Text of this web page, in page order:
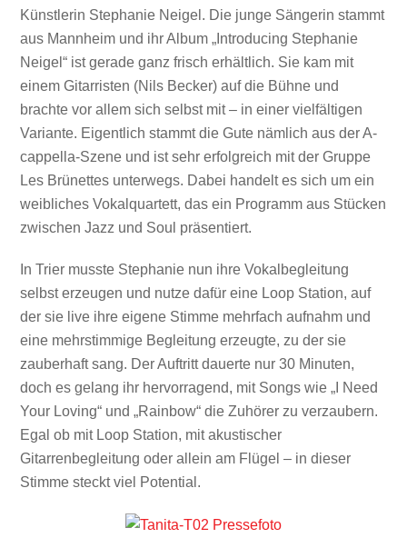
Künstlerin Stephanie Neigel. Die junge Sängerin stammt
aus Mannheim und ihr Album „Introducing Stephanie
Neigel“ ist gerade ganz frisch erhältlich. Sie kam mit
einem Gitarristen (Nils Becker) auf die Bühne und
brachte vor allem sich selbst mit – in einer vielfältigen
Variante. Eigentlich stammt die Gute nämlich aus der A-
cappella-Szene und ist sehr erfolgreich mit der Gruppe
Les Brünettes unterwegs. Dabei handelt es sich um ein
weibliches Vokalquartett, das ein Programm aus Stücken
zwischen Jazz und Soul präsentiert.
In Trier musste Stephanie nun ihre Vokalbegleitung
selbst erzeugen und nutze dafür eine Loop Station, auf
der sie live ihre eigene Stimme mehrfach aufnahm und
eine mehrstimmige Begleitung erzeugte, zu der sie
zauberhaft sang. Der Auftritt dauerte nur 30 Minuten,
doch es gelang ihr hervorragend, mit Songs wie „I Need
Your Loving“ und „Rainbow“ die Zuhörer zu verzaubern.
Egal ob mit Loop Station, mit akustischer
Gitarrenbegleitung oder allein am Flügel – in dieser
Stimme steckt viel Potential.